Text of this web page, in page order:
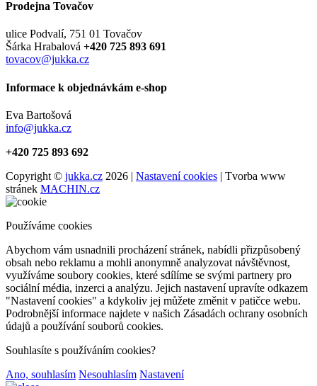
Prodejna Tovačov
ulice Podvalí, 751 01 Tovačov
Šárka Hrabalová +420 725 893 691
tovacov@jukka.cz
Informace k objednávkám e-shop
Eva Bartošová
info@jukka.cz
+420 725 893 692
Copyright © jukka.cz 2026 | Nastavení cookies | Tvorba www
stránek MACHIN.cz
Používáme cookies
Abychom vám usnadnili procházení stránek, nabídli přizpůsobený
obsah nebo reklamu a mohli anonymně analyzovat návštěvnost,
využíváme soubory cookies, které sdílíme se svými partnery pro
sociální média, inzerci a analýzu. Jejich nastavení upravíte odkazem
"Nastavení cookies" a kdykoliv jej můžete změnit v patičce webu.
Podrobnější informace najdete v našich Zásadách ochrany osobních
údajů a používání souborů cookies.
Souhlasíte s používáním cookies?
Ano, souhlasím Nesouhlasím Nastavení